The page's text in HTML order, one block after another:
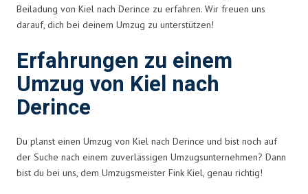
Beiladung von Kiel nach Derince zu erfahren. Wir freuen uns
darauf, dich bei deinem Umzug zu unterstützen!
Erfahrungen zu einem
Umzug von Kiel nach
Derince
Du planst einen Umzug von Kiel nach Derince und bist noch auf
der Suche nach einem zuverlässigen Umzugsunternehmen? Dann
bist du bei uns, dem Umzugsmeister Fink Kiel, genau richtig!